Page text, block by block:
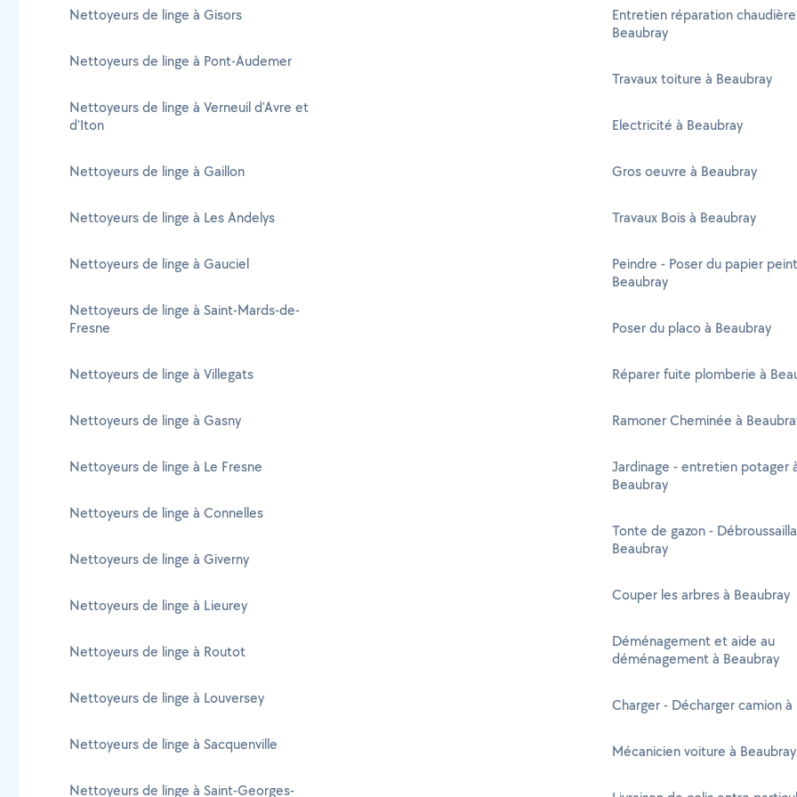
Nettoyeurs de linge à Gisors
Nettoyeurs de linge à Pont-Audemer
Nettoyeurs de linge à Verneuil d'Avre et
d'Iton
Nettoyeurs de linge à Gaillon
Nettoyeurs de linge à Les Andelys
Nettoyeurs de linge à Gauciel
Nettoyeurs de linge à Saint-Mards-de-
Fresne
Nettoyeurs de linge à Villegats
Nettoyeurs de linge à Gasny
Nettoyeurs de linge à Le Fresne
Nettoyeurs de linge à Connelles
Nettoyeurs de linge à Giverny
Nettoyeurs de linge à Lieurey
Nettoyeurs de linge à Routot
Nettoyeurs de linge à Louversey
Nettoyeurs de linge à Sacquenville
Nettoyeurs de linge à Saint-Georges-
Entretien réparation
Beaubray
Travaux toiture à Beaubray
Electricité à Beaubray
Gros oeuvre à Beaubray
Travaux Bois à Beaubray
Peindre - Poser du papier
Beaubray
Poser du placo à Beaubray
Réparer fuite plomberie à
Ramoner Cheminée à
Jardinage - entretien potager
Beaubray
Tonte de gazon -
Beaubray
Couper les arbres à Beaubray
Déménagement et aide au
déménagement à Beaubray
Charger - Décharger camion à
Mécanicien voiture à Beaubray